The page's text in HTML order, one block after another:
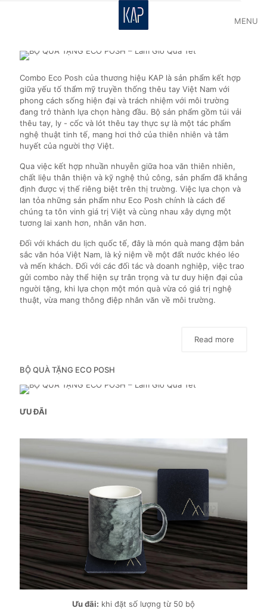
MENU
Combo Eco Posh của thương hiệu KAP là sản phẩm kết hợp
giữa yếu tố thẩm mỹ truyền thống thêu tay Việt Nam với
phong cách sống hiện đại và trách nhiệm với môi trường
đang trở thành lựa chọn hàng đầu. Bộ sản phẩm gồm túi vải
thêu tay, ly - cốc và lót thêu tay thực sự là một tác phẩm
nghệ thuật tinh tế, mang hơi thở của thiên nhiên và tâm
huyết của người thợ Việt.
Qua việc kết hợp nhuần nhuyễn giữa hoa văn thiên nhiên,
chất liệu thân thiện và kỹ nghệ thủ công, sản phẩm đã khẳng
định được vị thế riêng biệt trên thị trường. Việc lựa chọn và
lan tỏa những sản phẩm như Eco Posh chính là cách để
chúng ta tôn vinh giá trị Việt và cùng nhau xây dựng một
tương lai xanh hơn, nhân văn hơn.
Đối với khách du lịch quốc tế, đây là món quà mang đậm bản
sắc văn hóa Việt Nam, là kỷ niệm về một đất nước khéo léo
và mến khách. Đối với các đối tác và doanh nghiệp, việc trao
gửi combo này thể hiện sự trân trọng và tư duy hiện đại của
người tặng, khi lựa chọn một món quà vừa có giá trị nghệ
thuật, vừa mang thông điệp nhân văn về môi trường.
Read more
BỘ QUÀ TẶNG ECO POSH
ƯU ĐÃI
Ưu đãi: khi đặt số lượng từ 50 bộ